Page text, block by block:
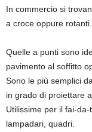
In commercio si
a croce oppure rotanti.
Quelle a punti sono
pavimento al soffitto
Sono le più semplici
in grado di proiettare
Utilissime per il fai-
lampadari, quadri.